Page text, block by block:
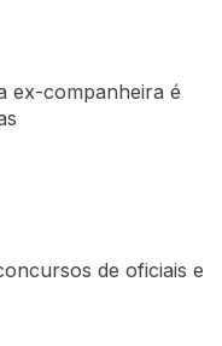
ex-companheira é
de oficiais e